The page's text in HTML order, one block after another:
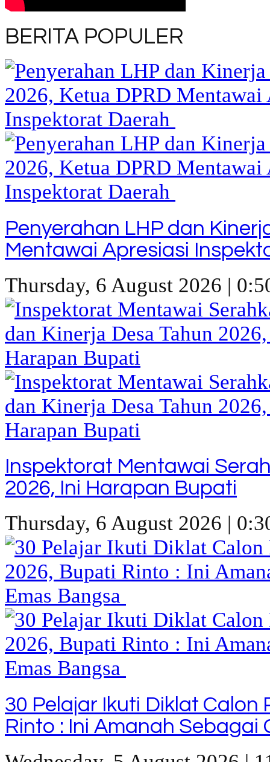
BERITA POPULER
Penyerahan LHP dan
Mentawai Apresiasi
Thursday, 6 August 2026 |
Inspektorat Mentawai
2026, Ini Harapan Bupati
Thursday, 6 August 2026 |
30 Pelajar Ikuti Diklat Calon
Rinto : Ini Amanah